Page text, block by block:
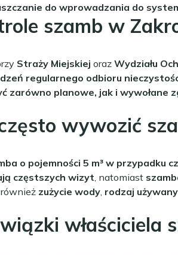
do wprowadzania do
szamb w
Straży Miejskiej oraz Wydziału
regularnego odbioru
zarówno planowe, jak i wywołane
wywozić
o pojemności 5 m³ w przypadku
częstszych wizyt , natomiast
zużycie wody rodzaj
właściciela